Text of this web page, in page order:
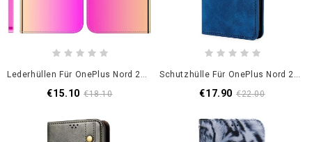
Lederhüllen Für OnePlus Nord 2T 5G Spiegeleffekt Aus Kunstleder
€15.10 €18.10
Schutzhülle Für OnePlus Nord 2T 5G Flip Case Eleganz
€17.90 €22.00